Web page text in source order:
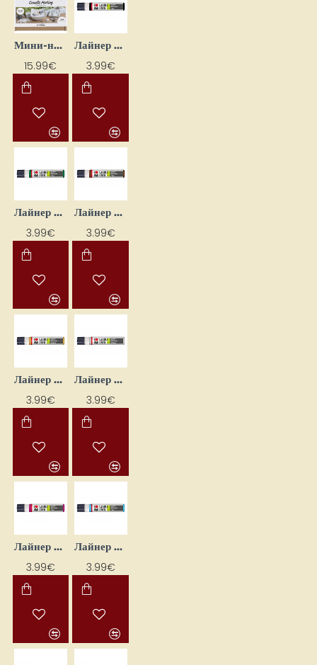
Мини-набор для творчества "Литье свечей — ракушки"
15.99€
Лайнер для декорации свечей — черный (25 мл)
3.99€
Лайнер для декорирования свечей - зелёный (25 мл)
3.99€
Лайнер для декорирования свечей - коричневый (25 мл)
3.99€
Лайнер для декорирования свечей - металлический золотой (25 мл)
3.99€
Лайнер для декорирования свечей - металлическое серебро (25 мл)
3.99€
Лайнер для декорирования свечей - пурпурный (25 мл)
3.99€
Лайнер для декорирования свечей - ярко-синий (25 мл)
3.99€